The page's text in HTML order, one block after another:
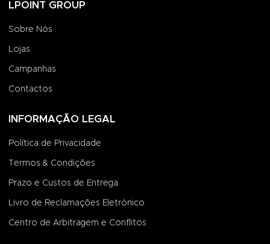
LPOINT GROUP
Sobre Nós
Lojas
Campanhas
Contactos
INFORMAÇÃO LEGAL
Política de Privacidade
Termos & Condições
Prazo e Custos de Entrega
Livro de Reclamações Eletrónico
Centro de Arbitragem e Conflitos